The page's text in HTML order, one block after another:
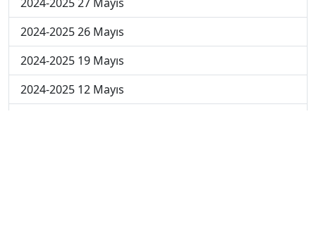
2024-2025 26 Mayıs
2024-2025 19 Mayıs
2024-2025 12 Mayıs